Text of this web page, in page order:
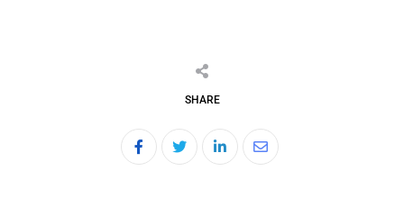
SHARE
LinkedInShare